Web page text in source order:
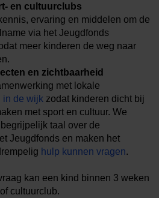
en cultuurclubs
ervaring en middelen om de
via het Jeugdfonds
meer kinderen de weg naar
en zichtbaarheid
met lokale
in de wijk zodat kinderen dicht bij
met sport en cultuur. We
taal over de
Jeugdfonds en maken het
hulp kunnen vragen.
kan een kind binnen 3 weken
cultuurclub.